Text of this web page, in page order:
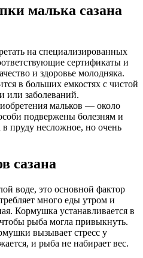
малька сазана
на специализированных
сертификаты и
и здоровье молодняка.
в больших емкостях с чистой
или заболеваний.
мальков — около
подвержены болезням и
в пруду несложное, но очень
сазана
воде, это основной фактор
много еды утром и
Кормушка устанавливается в
рыба могла привыкнуть.
вызывает стресс у
и рыба не набирает вес.